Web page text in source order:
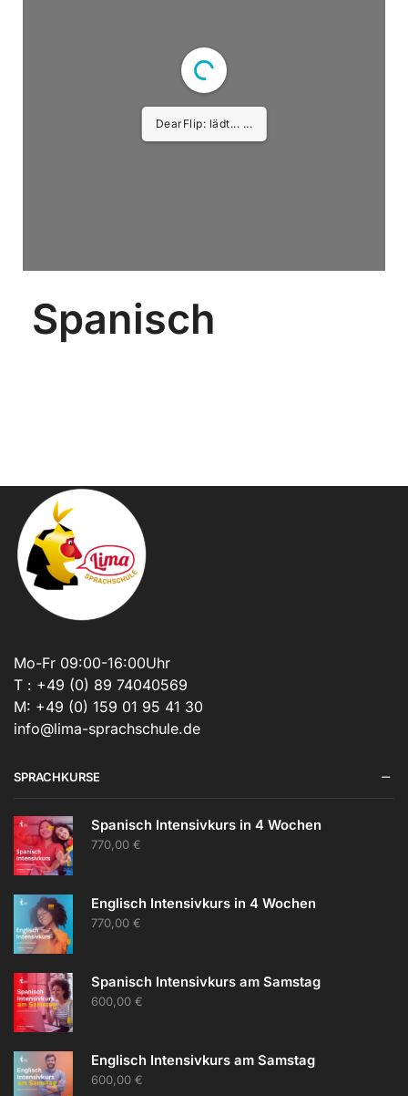
DearFlip: lädt... PDF ...
Spanisch
Mo-Fr 09:00-16:00Uhr
T : +49 (0) 89 74040569
M: +49 (0) 159 01 95 41 30
info@lima-sprachschule.de
SPRACHKURSE
Spanisch Intensivkurs in 4 Wochen
770,00 €
Englisch Intensivkurs in 4 Wochen
770,00 €
Spanisch Intensivkurs am Samstag
600,00 €
Englisch Intensivkurs am Samstag
600,00 €